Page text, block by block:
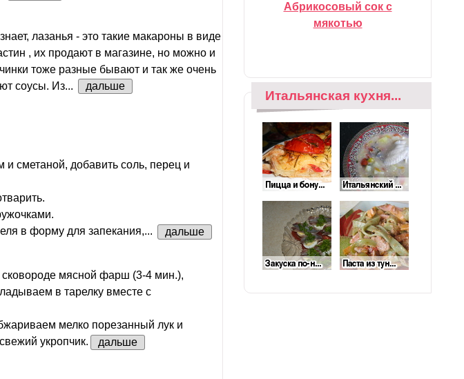
лазанья - это такие макароны в виде
, их продают в магазине, но можно и
тоже разные бывают и так же очень
соусы. Из...
дальше
сметаной, добавить соль, перец и
в форму для запекания,...
дальше
мясной фарш (3-4 мин.),
в тарелку вместе с
мелко порезанный лук и
укропчик.
дальше
Абрикосовый сок с
мякотью
Итальянская кухня...